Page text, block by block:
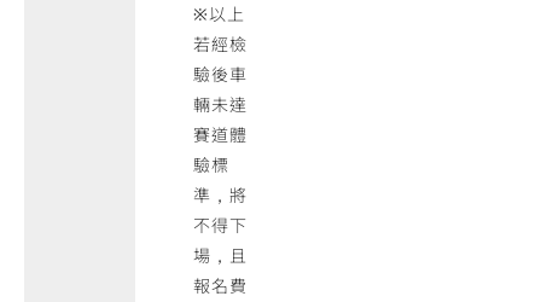
※以上
若經檢
驗後車
輛未達
賽道體
驗標
準，將
不得下
場，且
報名費